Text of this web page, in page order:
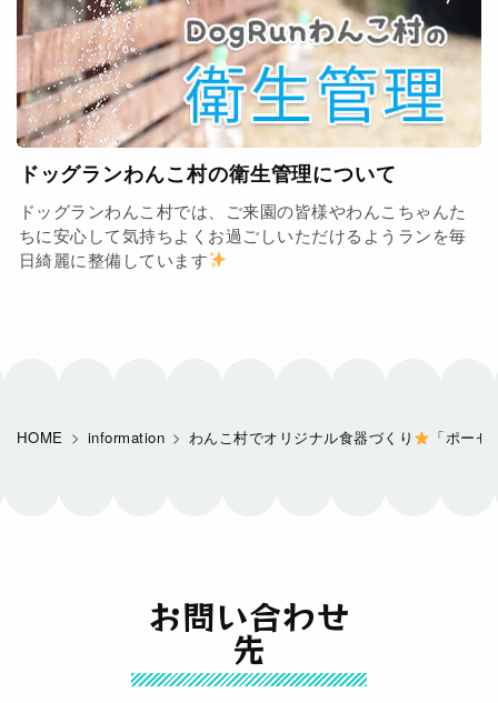
ドッグランわんこ村の衛生管理について
ドッグランわんこ村では、ご来園の皆様やわんこちゃんた
ちに安心して気持ちよくお過ごしいただけるようランを毎
日綺麗に整備しています
HOME information わんこ村でオリジナル食器づくり 「ポー
お問い合わせ
先